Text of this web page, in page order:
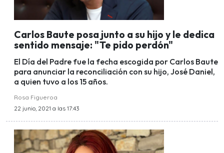
Carlos Baute posa junto a su hijo y le dedica
sentido mensaje: "Te pido perdón"
El Día del Padre fue la fecha escogida por Carlos Baute
para anunciar la reconciliación con su hijo, José Daniel,
a quien tuvo a los 15 años.
Rosa Figueroa
22 junio, 2021 a las 17:43